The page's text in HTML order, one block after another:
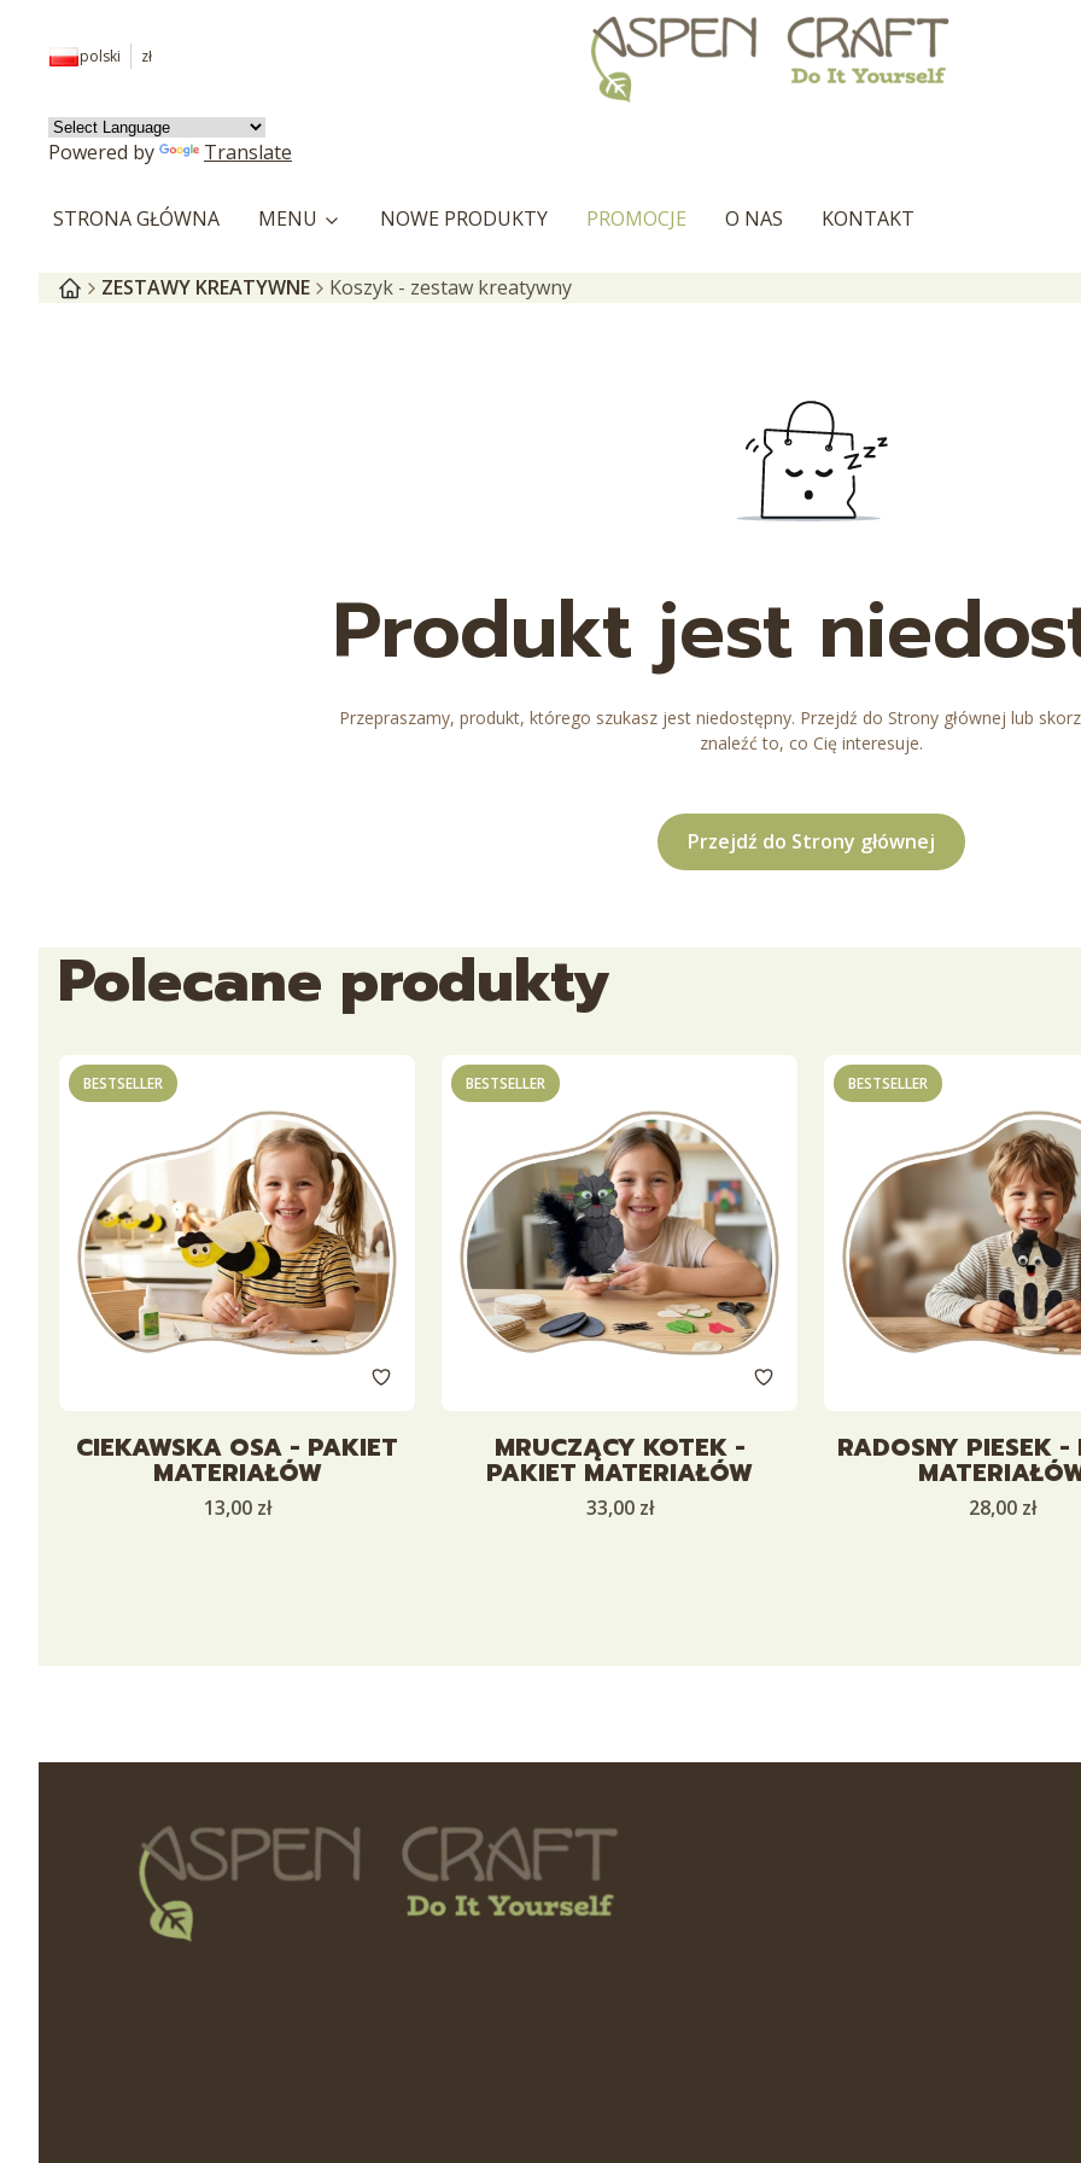
polski zł
Powered by Translate
STRONA GŁÓWNA MENU NOWE PRODUKTY PROMOCJE O NAS KONTAKT
ZESTAWY KREATYWNE Koszyk - zestaw kreatywny
Produkt jest
Przepraszamy, produkt, którego szukasz jest niedostępny. Przejdź do Strony głównej lub
znaleźć to, co Cię interesuje.
Przejdź do Strony głównej
Polecane produkty
BESTSELLER
CIEKAWSKA OSA - PAKIET
MATERIAŁÓW
Cena
13,00 zł
BESTSELLER
MRUCZĄCY KOTEK -
PAKIET MATERIAŁÓW
Cena
33,00 zł
BESTSELLER
RADOSNY PIESEK -
Cena
28,00 zł